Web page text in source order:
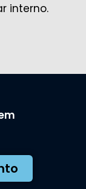
interno.